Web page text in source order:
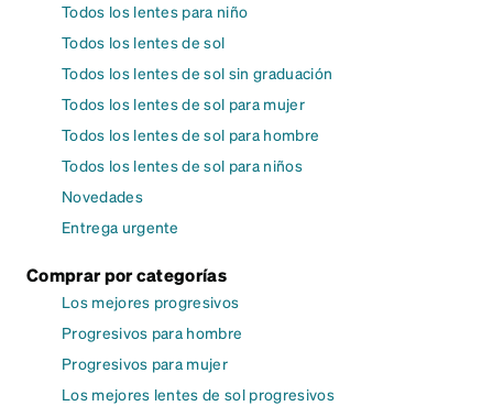
Todos los lentes para niño
Todos los lentes de sol
Todos los lentes de sol sin graduación
Todos los lentes de sol para mujer
Todos los lentes de sol para hombre
Todos los lentes de sol para niños
Novedades
Entrega urgente
Comprar por categorías
Los mejores progresivos
Progresivos para hombre
Progresivos para mujer
Los mejores lentes de sol progresivos